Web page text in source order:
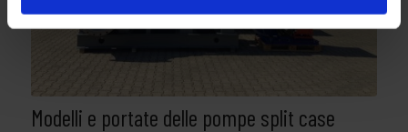
Modelli e portate delle pompe split case